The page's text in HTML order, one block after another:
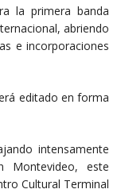
la primera banda
abriendo
e incorporaciones
editado en forma
intensamente
Montevideo, este
Cultural Terminal